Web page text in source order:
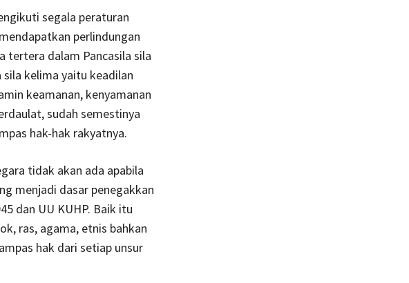
segala peraturan
perlindungan
tertera dalam Pancasila sila
kelima yaitu keadilan
keamanan, kenyamanan
sudah semestinya
hak-hak rakyatnya.
tidak akan ada apabila
menjadi dasar penegakkan
dan UU KUHP. Baik itu
ras, agama, etnis bahkan
hak dari setiap unsur